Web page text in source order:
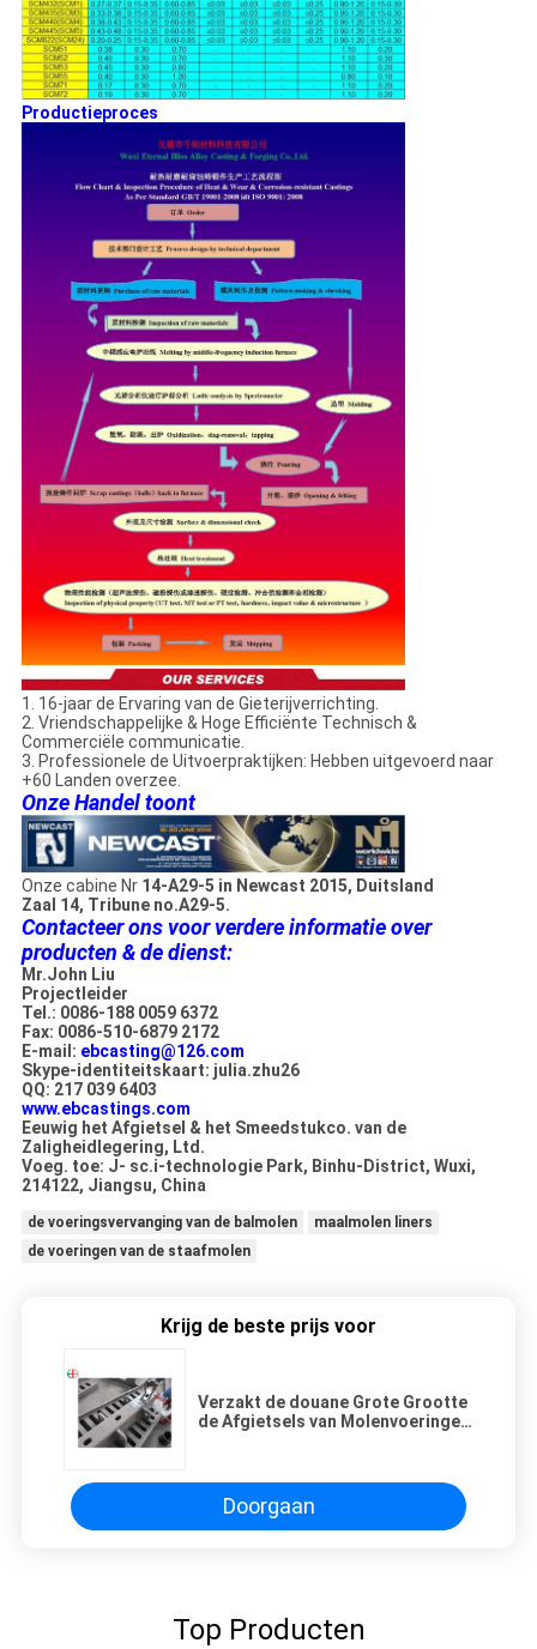
Productieproces
1. 16-jaar de Ervaring van de Gieterijverrichting.
2. Vriendschappelijke & Hoge Efficiënte Technisch &
Commerciële communicatie.
3. Professionele de Uitvoerpraktijken: Hebben uitgevoerd naar
+60 Landen overzee.
Onze Handel toont
Onze cabine Nr 14-A29-5 in Newcast 2015, Duitsland
Zaal 14, Tribune no.A29-5.
Contacteer ons voor verdere informatie over
producten & de dienst:
Mr.John Liu
Projectleider
Tel.: 0086-188 0059 6372
Fax: 0086-510-6879 2172
E-mail: ebcasting@126.com
Skype-identiteitskaart: julia.zhu26
QQ: 217 039 6403
www.ebcastings.com
Eeuwig het Afgietsel & het Smeedstukco. van de
Zaligheidlegering, Ltd.
Voeg. toe: J- sc.i-technologie Park, Binhu-District, Wuxi,
214122, Jiangsu, China
de voeringsvervanging van de balmolen
maalmolen liners
de voeringen van de staafmolen
Krijg de beste prijs voor
Verzakt de douane Grote Grootte
de Afgietsels van Molenvoeringen
Doorgaan
Top Producten